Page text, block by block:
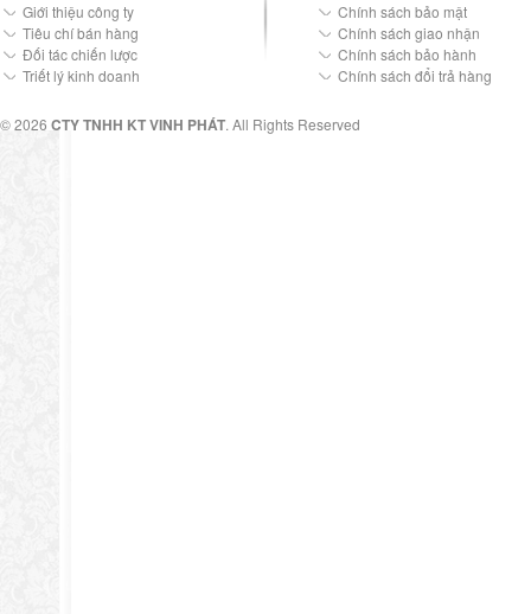
Giới thiệu công ty
Tiêu chí bán hàng
Đối tác chiến lược
Triết lý kinh doanh
Chính sách bảo mật
Chính sách giao nhận
Chính sách bảo hành
Chính sách đổi trả hàng
© 2026 CTY TNHH KT VINH PHÁT. All Rights Reserved